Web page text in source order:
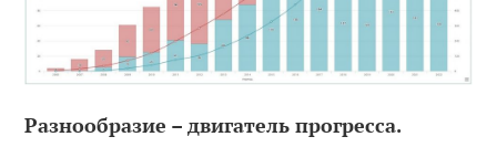
Разнообразие – двигатель прогресса.